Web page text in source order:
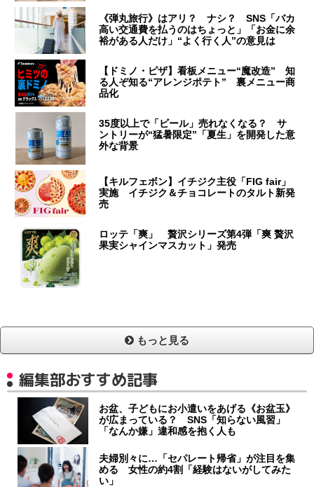
《弾丸旅行》はアリ？ ナシ？ SNS「バカ
高い交通費を払うのはちょっと」「お金に余
裕がある人だけ」“よく行く人”の意見は
【ドミノ・ピザ】看板メニュー“魔改造” 知
る人ぞ知る“アレンジポテト” 裏メニュー商
品化
35度以上で「ビール」売れなくなる？ サ
ントリーが“猛暑限定”「夏生」を開発した意
外な背景
【キルフェボン】イチジク主役「FIG fair」
実施 イチジク＆チョコレートのタルト新発
売
ロッテ「爽」 贅沢シリーズ第4弾「爽 贅沢
果実シャインマスカット」発売
もっと見る
編集部おすすめ記事
お盆、子どもにお小遣いをあげる《お盆玉》
が広まっている？ SNS「知らない風習」
「なんか嫌」違和感を抱く人も
夫婦別々に…「セパレート帰省」が注目を集
める 女性の約4割「経験はないがしてみた
い」